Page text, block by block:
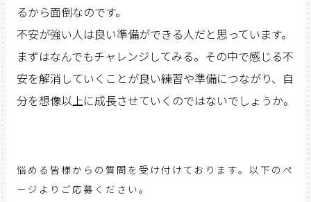
るから面倒なのです。
不安が強い人は良い準備ができる人だと思っています。
まずはなんでもチャレンジしてみる。その中で感じる不
安を解消していくことが良い練習や準備につながり、自
分を想像以上に成長させていくのではないでしょうか。
悩める皆様からの質問を受け付けております。以下のペ
ージよりご応募ください。